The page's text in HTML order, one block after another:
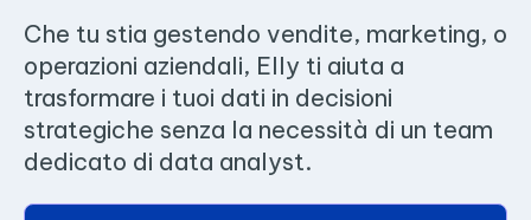
Che tu stia gestendo vendite, marketing, o
operazioni aziendali, Elly ti aiuta a
trasformare i tuoi dati in decisioni
strategiche senza la necessità di un team
dedicato di data analyst.